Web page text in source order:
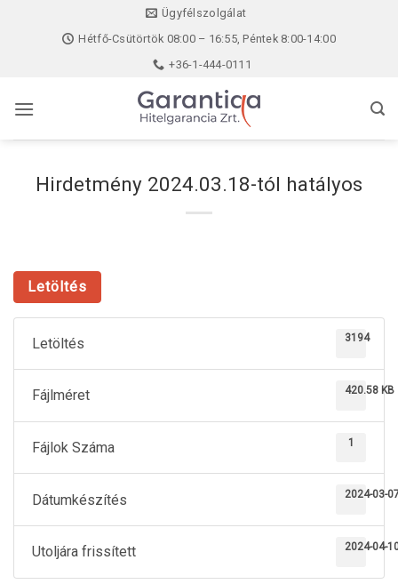
Ügyfélszolgálat
Hétfő-Csütörtök 08:00 – 16:55, Péntek 8:00-14:00
+36-1-444-0111
Hirdetmény 2024.03.18-tól hatályos
Letöltés
Letöltés 3194
Fájlméret 420.58 KB
Fájlok Száma 1
Dátumkészítés 2024-03-
Utoljára frissített 2024-04-